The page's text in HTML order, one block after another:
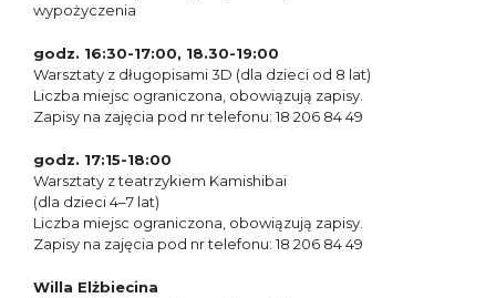
wypożyczenia
godz. 16:30-17:00, 18.30-19:00
Warsztaty z długopisami 3D (dla dzieci od 8 lat)
Liczba miejsc ograniczona, obowiązują zapisy.
Zapisy na zajęcia pod nr telefonu: 18 206 84 49
godz. 17:15-18:00
Warsztaty z teatrzykiem Kamishibai
(dla dzieci 4–7 lat)
Liczba miejsc ograniczona, obowiązują zapisy.
Zapisy na zajęcia pod nr telefonu: 18 206 84 49
Willa Elżbiecina